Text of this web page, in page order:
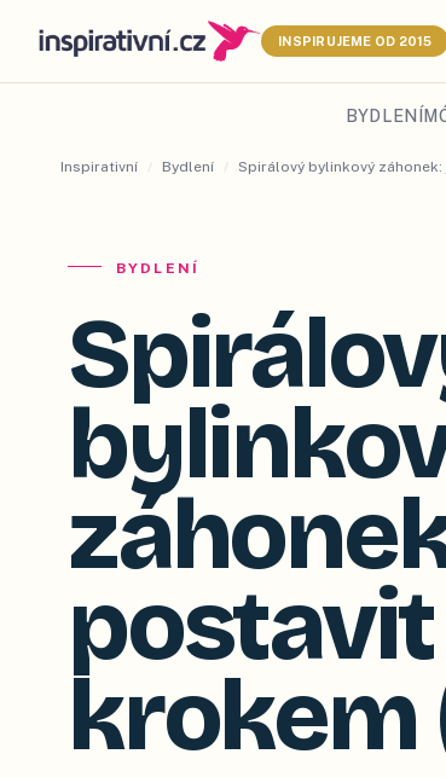
INSPIRUJEME OD 2015
BYDLENÍ
Inspirativní / Bydlení / Spirálový bylinkový
BYDLENÍ
krokem